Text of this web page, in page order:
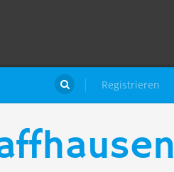
Registrieren
